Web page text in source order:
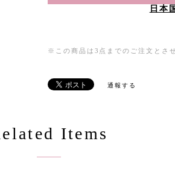
日本
※この商品は3点までのご注文とさ
通報する
Items